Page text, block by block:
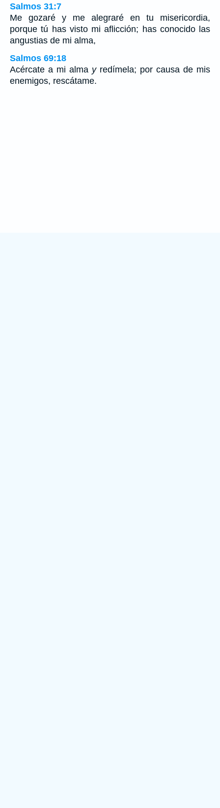
Salmos 31:7
Me gozaré y me alegraré en tu misericordia,
porque tú has visto mi aflicción; has conocido las
angustias de mi alma,
Salmos 69:18
Acércate a mi alma yredímela; por causa de mis
enemigos, rescátame.